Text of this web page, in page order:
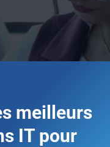
meilleurs
IT pour